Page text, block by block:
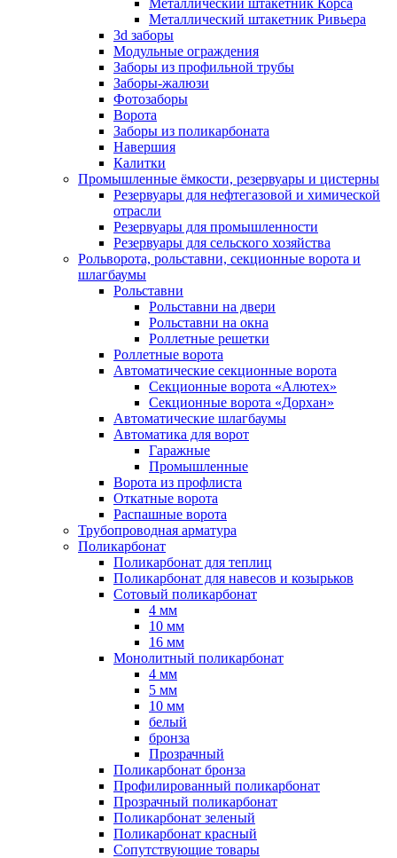
Металлический штакетник Корса
Металлический штакетник Ривьера
3d заборы
Модульные ограждения
Заборы из профильной трубы
Заборы-жалюзи
Фотозаборы
Ворота
Заборы из поликарбоната
Навершия
Калитки
Промышленные ёмкости, резервуары и цистерны
Резервуары для нефтегазовой и химической
отрасли
Резервуары для промышленности
Резервуары для сельского хозяйства
Рольворота, рольставни, секционные ворота и
шлагбаумы
Рольставни
Рольставни на двери
Рольставни на окна
Роллетные решетки
Роллетные ворота
Автоматические секционные ворота
Секционные ворота «Алютех»
Секционные ворота «Дорхан»
Автоматические шлагбаумы
Автоматика для ворот
Гаражные
Промышленные
Ворота из профлиста
Откатные ворота
Распашные ворота
Трубопроводная арматура
Поликарбонат
Поликарбонат для теплиц
Поликарбонат для навесов и козырьков
Сотовый поликарбонат
4 мм
10 мм
16 мм
Монолитный поликарбонат
4 мм
5 мм
10 мм
белый
бронза
Прозрачный
Поликарбонат бронза
Профилированный поликарбонат
Прозрачный поликарбонат
Поликарбонат зеленый
Поликарбонат красный
Сопутствующие товары